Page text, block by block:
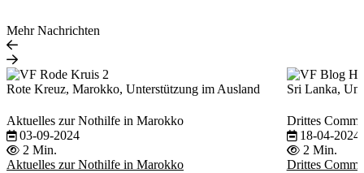
Mehr Nachrichten
Rote Kreuz, Marokko, Unterstützung im Ausland
Aktuelles zur Nothilfe in Marokko
03-09-2024
2 Min.
Aktuelles zur Nothilfe in Marokko
Sri Lanka,
Drittes
18-04-2024
2 Min.
Drittes